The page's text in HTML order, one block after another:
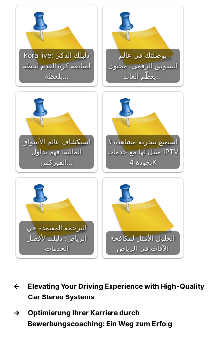
kora live: دليلك الذكي
لمتابعة كرة القدم لحظة
بلحظة…
بوصلتك في عالم
التسويق الرقمي: محتوى
يعظّم العائد…
استكشاف عالم الأسواق
المالية: فهم تداول
الفوركس…
استمتع بتجربة مشاهدة لا
مثيل لها مع خدمات IPTV
بجودة 4K
الترجمة المعتمدة في
الرياض: دليلك لأفضل
الخدمات
الحلول الأمثل لمكافحة
الآفات في الرياض
←
Elevating Your Driving Experience with High-Quality
Car Stereo Systems
→
Optimierung Ihrer Karriere durch
Bewerbungscoaching: Ein Weg zum Erfolg